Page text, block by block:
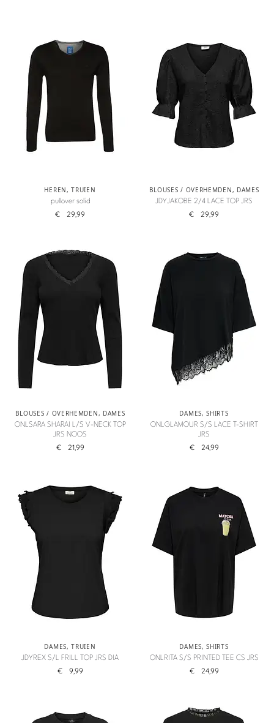
HEREN,TRUIEN
pullover solid
€ 29,99
BLOUSES / OVERHEMDEN, DAMES
JDYJAKOBE 2/4 LACE TOP JRS
€ 29,99
BLOUSES / OVERHEMDEN, DAMES
ONLSARA SHARAI L/S V-NECK TOP
JRS NOOS
€ 21,99
DAMES,SHIRTS
ONLGLAMOUR S/S LACE T-SHIRT
JRS
€ 24,99
DAMES,TRUIEN
JDYREX S/L FRILL TOP JRS DIA
€ 9,99
DAMES,SHIRTS
ONLRITA S/S PRINTED TEE CS JRS
€ 24,99